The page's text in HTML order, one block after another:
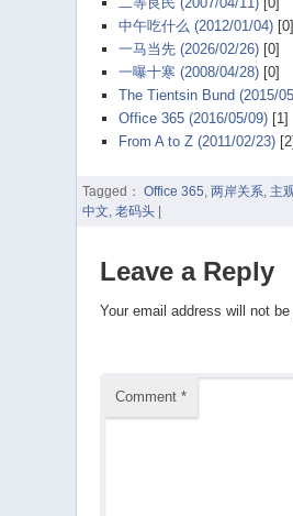
中午吃什么 (2012/01/04)[0]
一马当先 (2026/02/26)[0]
一曝十寒 (2008/04/28)[0]
The Tientsin Bund (2015/
Office 365 (2016/05/09)[1]
From A to Z (2011/02/23)
Tagged： Office 365, 两岸关系, 主
中文, 老码头 |
Leave a Reply
Your email address will not be
Comment *